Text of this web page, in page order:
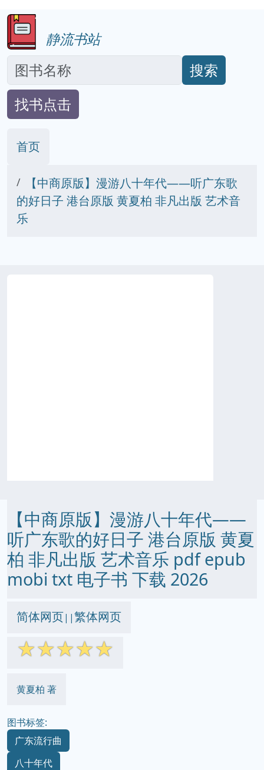
静流书站
搜索
找书点击
首页
【中商原版】漫游八十年代——听广东歌
的好日子 港台原版 黄夏柏 非凡出版 艺术音
乐
【中商原版】漫游八十年代——
听广东歌的好日子 港台原版 黄夏
柏 非凡出版 艺术音乐 pdf epub
mobi txt 电子书 下载 2026
简体网页||繁体网页
☆☆☆☆☆
黄夏柏 著
图书标签:
广东流行曲
八十年代